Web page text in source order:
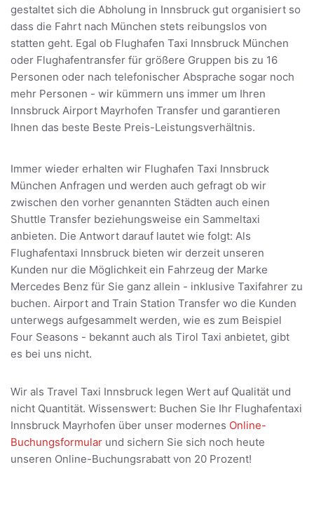
gestaltet sich die Abholung in Innsbruck gut organisiert so
dass die Fahrt nach München stets reibungslos von
statten geht. Egal ob Flughafen Taxi Innsbruck München
oder Flughafentransfer für größere Gruppen bis zu 16
Personen oder nach telefonischer Absprache sogar noch
mehr Personen - wir kümmern uns immer um Ihren
Innsbruck Airport Mayrhofen Transfer und garantieren
Ihnen das beste Beste Preis-Leistungsverhältnis.
Immer wieder erhalten wir Flughafen Taxi Innsbruck
München Anfragen und werden auch gefragt ob wir
zwischen den vorher genannten Städten auch einen
Shuttle Transfer beziehungsweise ein Sammeltaxi
anbieten. Die Antwort darauf lautet wie folgt: Als
Flughafentaxi Innsbruck bieten wir derzeit unseren
Kunden nur die Möglichkeit ein Fahrzeug der Marke
Mercedes Benz für Sie ganz allein - inklusive Taxifahrer zu
buchen. Airport and Train Station Transfer wo die Kunden
unterwegs aufgesammelt werden, wie es zum Beispiel
Four Seasons - bekannt auch als Tirol Taxi anbietet, gibt
es bei uns nicht.
Wir als Travel Taxi Innsbruck legen Wert auf Qualität und
nicht Quantität. Wissenswert: Buchen Sie Ihr Flughafentaxi
Innsbruck Mayrhofen über unser modernes Online-
Buchungsformular und sichern Sie sich noch heute
unseren Online-Buchungsrabatt von 20 Prozent!